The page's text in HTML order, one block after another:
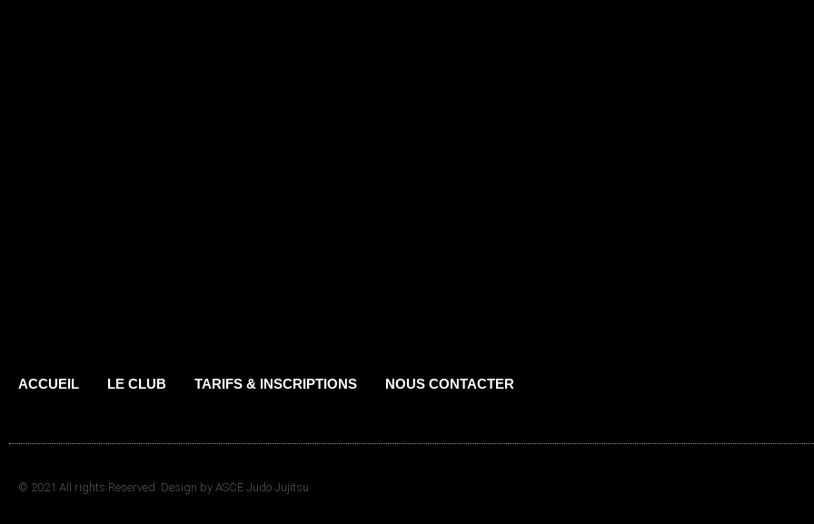
ACCUEIL LE CLUB TARIFS & INSCRIPTIONS NOUS CONTACTER
© 2021 All rights Reserved. Design by ASCE Judo Jujitsu